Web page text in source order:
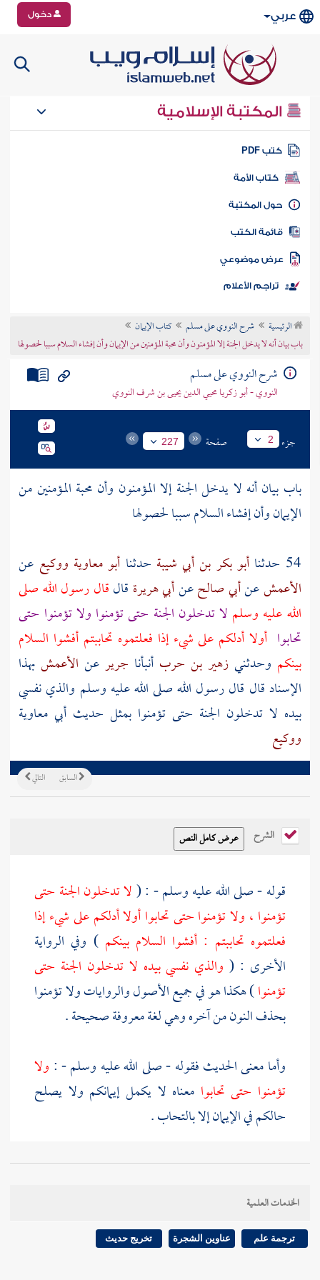
عربي دخول
المكتبة الإسلامية
كتب PDF
كتاب الأمة
المكتبة
الكتب
موضوعي
تراجم الأعلام
الرئيسية شرح النووي على مسلم
كتاب الإيمان
باب بيان أنه لا يدخل الجنة إلا المؤمنون وأن محبة المؤمنين من الإيمان وأن إفشاء السلام سببا لحصولها
شرح النووي على مسلم
النووي - أبو زكريا محيي الدين يحيى بن شرف النووي
جزء 2 صفحة 227
باب بيان أنه لا يدخل الجنة إلا المؤمنون وأن محبة المؤمنين من
الإيمان وأن إفشاء السلام سببا لحصولها
54 حدثنا
أبو بكر بن أبي شيبة حدثنا أبو معاوية ووكيع عن
الأعمشعنأبي صالحعنأبي هريرة قالقال رسول الله صلى
الله عليه وسلم لا تدخلون الجنة حتى تؤمنوا ولا تؤمنوا حتى
تحابوا أولا أدلكم على شيء إذا فعلتموه تحاببتم أفشوا السلام
بينكم وحدثنيزهير بن حرب أنبأنا جرير عن الأعمش بهذا
الإسناد قال قال رسول الله صلى الله عليه وسلم والذي نفسي
بيده لا تدخلون الجنة حتى تؤمنوا بمثل حديث أبي معاوية
ووكيع
التالي السابق
الشرح
قوله - صلى الله عليه وسلم - : (لا تدخلون الجنة حتى
تؤمنوا ، ولا تؤمنوا حتى تحابوا أولا أدلكم على شيء إذا
فعلتموه تحاببتم : أفشوا السلام بينكم) وفي الرواية
الأخرى : ( والذي نفسي بيده لا تدخلون الجنة حتى
تؤمنوا) هكذا هو في جميع الأصول والروايات ولا تؤمنوا
بحذف النون من آخره وهي لغة معروفة صحيحة .
وأما معنى الحديث فقوله - صلى الله عليه وسلم - : ولا
تؤمنوا حتى تحابوا معناه لا يكمل إيمانكم ولا يصلح
حالكم في الإيمان إلا بالتحاب .
وأما قوله - صلى الله عليه وسلم - :لا تدخلون الجنة
حتى تؤمنوا
من مات مؤمنا وإن لم يكن كامل الإيمان ، فهذا هو الظاهر
من الحديث .
الخدمات العلمية
ترجمة علم عناوين الشجرة تخريج حديث